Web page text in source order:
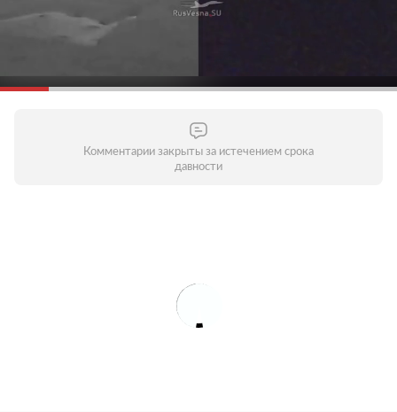
Комментарии закрыты за истечением срока
давности